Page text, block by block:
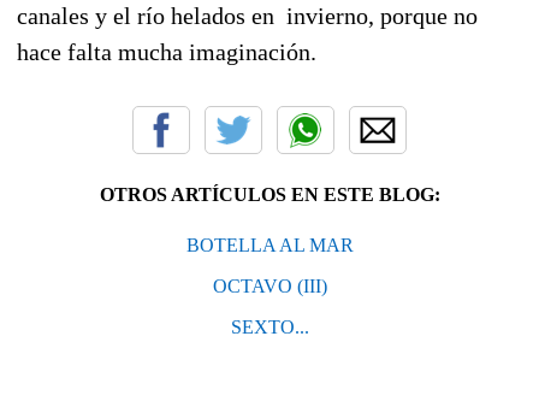
canales y el río helados en invierno, porque no
hace falta mucha imaginación.
OTROS ARTÍCULOS EN ESTE BLOG:
BOTELLA AL MAR
OCTAVO (III)
SEXTO...